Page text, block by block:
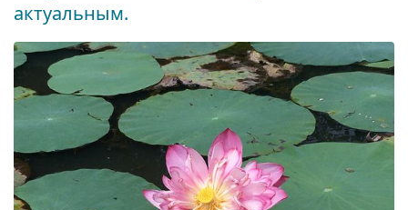
актуальным.